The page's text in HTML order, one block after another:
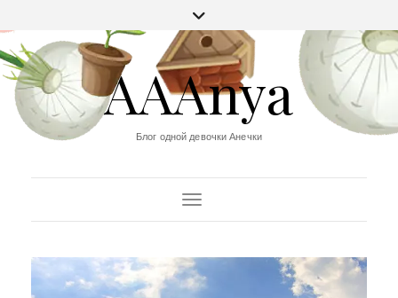
AAAnya
Блог одной девочки Анечки
Переключить навигацию